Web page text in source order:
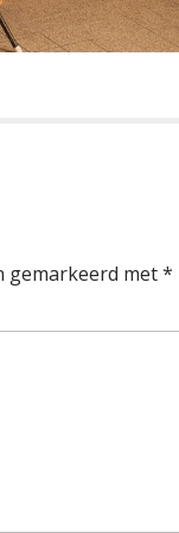
gemarkeerd met*